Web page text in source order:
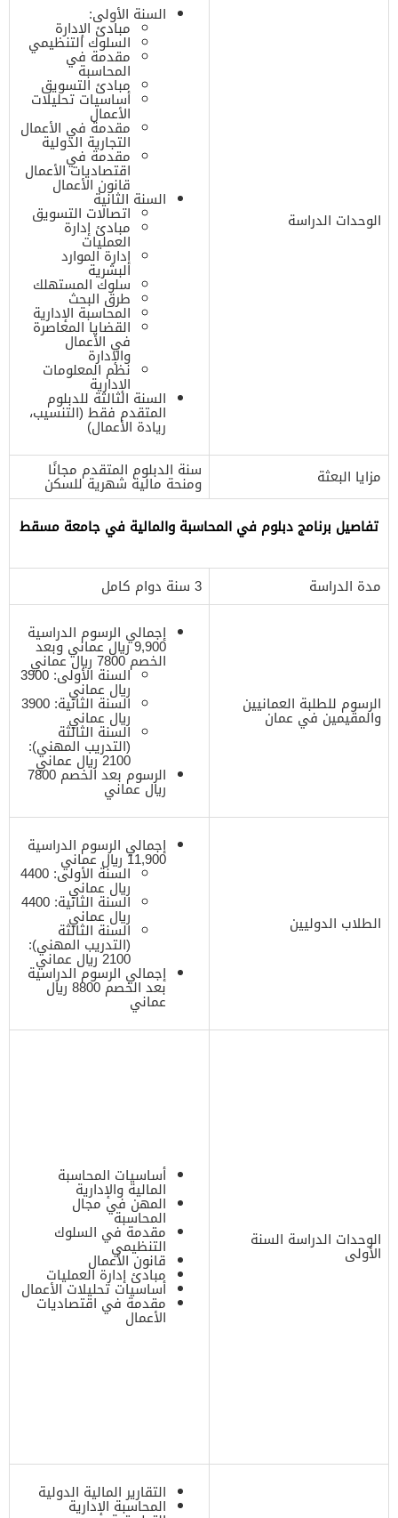
الوحدات الدراسة
السنة الأولى:
مبادئ الإدارة
السلوك التنظيمي
مقدمة في
المحاسبة
مبادئ التسويق
أساسيات تحليلات
الأعمال
مقدمة في الأعمال
التجارية الدولية
مقدمة في
اقتصاديات الأعمال
قانون الأعمال
السنة الثانية
اتصالات التسويق
مبادئ إدارة
العمليات
إدارة الموارد
البشرية
سلوك المستهلك
طرق البحث
المحاسبة الإدارية
القضايا المعاصرة
في الأعمال
والإدارة
نظم المعلومات
الإدارية
السنة الثالثة للدبلوم
المتقدم فقط (التنسيب،
ريادة الأعمال)
مزايا البعثة
سنة الدبلوم المتقدم مجانًا
ومنحة مالية شهرية للسكن
تفاصيل برنامج دبلوم في المحاسبة والمالية في جامعة مسقط
مدة الدراسة 3 سنة دوام كامل
الرسوم للطلبة العمانيين
والمقيمين في عمان
إجمالي الرسوم الدراسية
9,900 ريال عماني وبعد
الخصم 7800 ريال عماني
السنة الأولى: 3900
ريال عماني
السنة الثانية: 3900
ريال عماني
السنة الثالثة
(التدريب المهني):
2100 ريال عماني
الرسوم بعد الخصم 7800
ريال عماني
الطلاب الدوليين
إجمالي الرسوم الدراسية
11,900 ريال عماني
السنة الأولى: 4400
ريال عماني
السنة الثانية: 4400
ريال عماني
السنة الثالثة
(التدريب المهني):
2100 ريال عماني
إجمالي الرسوم الدراسية
بعد الخصم 8800 ريال
عماني
الوحدات الدراسة السنة
الأولى
أساسيات المحاسبة
المالية والإدارية
المهن في مجال
المحاسبة
مقدمة في السلوك
التنظيمي
قانون الأعمال
مبادئ إدارة العمليات
أساسيات تحليلات الأعمال
مقدمة في اقتصاديات
الأعمال
التقارير المالية الدولية
المحاسبة الإدارية